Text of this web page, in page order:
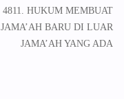
4811. HUKUM MEMBUAT
JAMA’AH BARU DI LUAR
JAMA’AH YANG ADA